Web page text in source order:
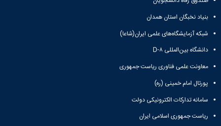
بنیاد نخبگان استان همدان
شبکه آزمایشگاه‌های علمی ایران(شاعا)
دانشگاه بین‌المللی D-۸
معاونت علمی فناوری ریاست جمهوری
پورتال امام خمینی (ره)
سامانه تدارکات الکترونیکی دولت
ریاست جمهوری اسلامی ایران